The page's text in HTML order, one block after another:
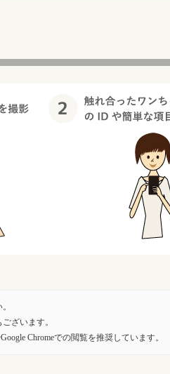
ざいます。
Chromeでの閲覧を推奨しています。